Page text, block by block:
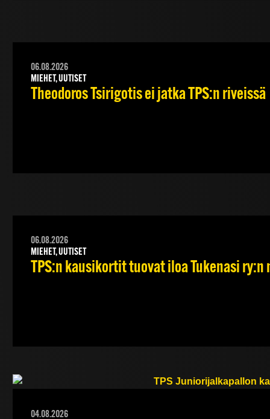
06.08.2026
MIEHET, UUTISET
Theodoros Tsirigotis ei jatka TPS:n riveissä
06.08.2026
MIEHET, UUTISET
TPS:n kausikortit tuovat iloa Tukenasi
04.08.2026